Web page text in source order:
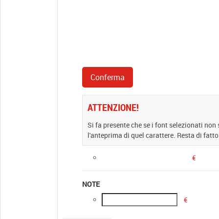
ATTENZIONE!
Si fa presente che se i font selezionati
l'anteprima di quel carattere. Resta di
€
NOTE
€